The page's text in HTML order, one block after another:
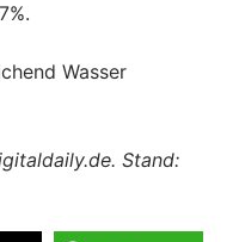
Wasser
Stand: